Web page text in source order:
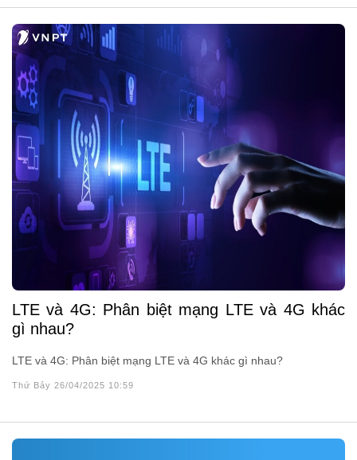
LTE và 4G: Phân biệt mạng LTE và 4G khác
gì nhau?
LTE và 4G: Phân biệt mạng LTE và 4G khác gì nhau?
Thứ Bảy 26/04/2025 10:59